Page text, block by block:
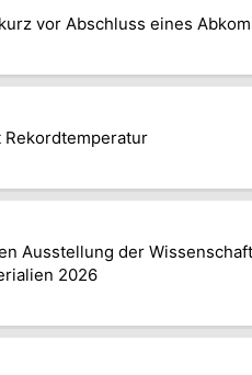
vor Abschluss eines
Ausstellung der
2026